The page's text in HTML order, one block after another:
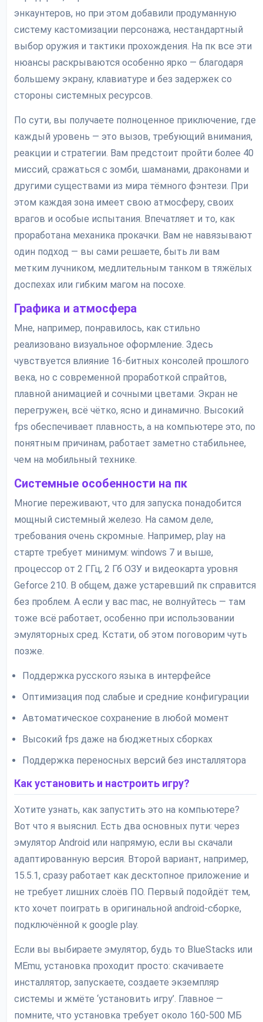
энкаунтеров, но при этом добавили продуманную
систему кастомизации персонажа, нестандартный
выбор оружия и тактики прохождения. На пк все эти
нюансы раскрываются особенно ярко — благодаря
большему экрану, клавиатуре и без задержек со
стороны системных ресурсов.
По сути, вы получаете полноценное приключение, где
каждый уровень — это вызов, требующий внимания,
реакции и стратегии. Вам предстоит пройти более 40
миссий, сражаться с зомби, шаманами, драконами и
другими существами из мира тёмного фэнтези. При
этом каждая зона имеет свою атмосферу, своих
врагов и особые испытания. Впечатляет и то, как
проработана механика прокачки. Вам не навязывают
один подход — вы сами решаете, быть ли вам
метким лучником, медлительным танком в тяжёлых
доспехах или гибким магом на посохе.
Графика и атмосфера
Мне, например, понравилось, как стильно
реализовано визуальное оформление. Здесь
чувствуется влияние 16-битных консолей прошлого
века, но с современной проработкой спрайтов,
плавной анимацией и сочными цветами. Экран не
перегружен, всё чётко, ясно и динамично. Высокий
fps обеспечивает плавность, а на компьютере это, по
понятным причинам, работает заметно стабильнее,
чем на мобильный технике.
Системные особенности на пк
Многие переживают, что для запуска понадобится
мощный системный железо. На самом деле,
требования очень скромные. Например, play на
старте требует минимум: windows 7 и выше,
процессор от 2 ГГц, 2 Гб ОЗУ и видеокарта уровня
Geforce 210. В общем, даже устаревший пк справится
без проблем. А если у вас mac, не волнуйтесь — там
тоже всё работает, особенно при использовании
эмуляторных сред. Кстати, об этом поговорим чуть
позже.
Поддержка русского языка в интерфейсе
Оптимизация под слабые и средние конфигурации
Автоматическое сохранение в любой момент
Высокий fps даже на бюджетных сборках
Поддержка переносных версий без инсталлятора
Как установить и настроить игру?
Хотите узнать, как запустить это на компьютере?
Вот что я выяснил. Есть два основных пути: через
эмулятор Android или напрямую, если вы скачали
адаптированную версия. Второй вариант, например,
15.5.1, сразу работает как десктопное приложение и
не требует лишних слоёв ПО. Первый подойдёт тем,
кто хочет поиграть в оригинальной android-сборке,
подключённой к google play.
Если вы выбираете эмулятор, будь то BlueStacks или
MEmu, установка проходит просто: скачиваете
инсталлятор, запускаете, создаете экземпляр
системы и жмёте ‘установить игру’. Главное —
помните, что установка требует около 160-500 МБ